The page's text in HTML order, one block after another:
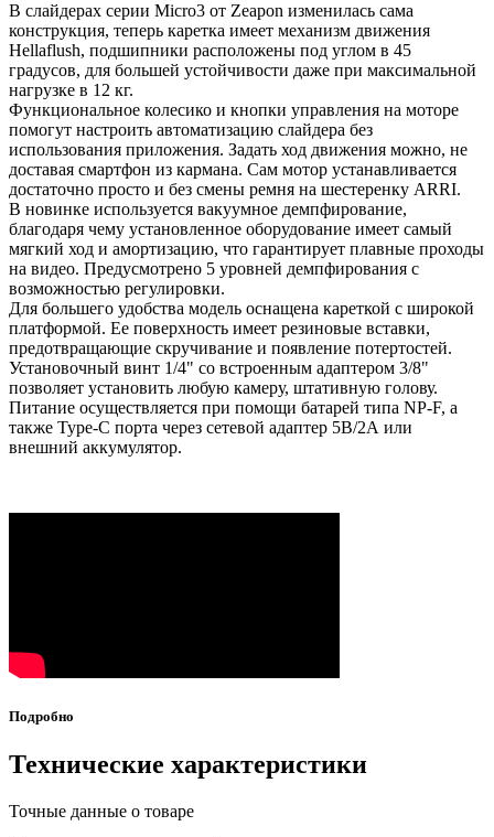
В слайдерах серии Micro3 от Zeapon изменилась сама
конструкция, теперь каретка имеет механизм движения
Hellaflush, подшипники расположены под углом в 45
градусов, для большей устойчивости даже при максимальной
нагрузке в 12 кг.
Функциональное колесико и кнопки управления на моторе
помогут настроить автоматизацию слайдера без
использования приложения. Задать ход движения можно, не
доставая смартфон из кармана. Сам мотор устанавливается
достаточно просто и без смены ремня на шестеренку ARRI.
В новинке используется вакуумное демпфирование,
благодаря чему установленное оборудование имеет самый
мягкий ход и амортизацию, что гарантирует плавные проходы
на видео. Предусмотрено 5 уровней демпфирования с
возможностью регулировки.
Для большего удобства модель оснащена кареткой с широкой
платформой. Ее поверхность имеет резиновые вставки,
предотвращающие скручивание и появление потертостей.
Установочный винт 1/4" со встроенным адаптером 3/8"
позволяет установить любую камеру, штативную голову.
Питание осуществляется при помощи батарей типа NP-F, а
также Type-C порта через сетевой адаптер 5В/2А или
внешний аккумулятор.
Подробно
Технические характеристики
Точные данные о товаре